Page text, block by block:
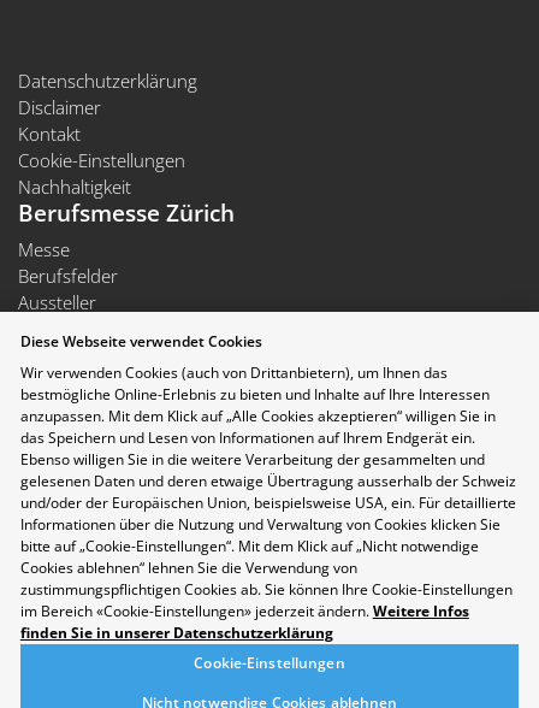
Datenschutzerklärung
Disclaimer
Kontakt
Cookie-Einstellungen
Nachhaltigkeit
Berufsmesse Zürich
Messe
Berufsfelder
Aussteller
Medienmitteilungen
Für Aussteller
Auf- und Abbauzeiten
Die Räumlichkeiten der Messe Zürich sind rollstuhlgängig.
Folgen Sie uns auf Social Media
Diese Webseite verwendet Cookies
Wir verwenden Cookies (auch von Drittanbietern), um Ihnen das
bestmögliche Online-Erlebnis zu bieten und Inhalte auf Ihre Interessen
anzupassen. Mit dem Klick auf „Alle Cookies akzeptieren“ willigen Sie in
das Speichern und Lesen von Informationen auf Ihrem Endgerät ein.
Ebenso willigen Sie in die weitere Verarbeitung der gesammelten und
gelesenen Daten und deren etwaige Übertragung ausserhalb der Schweiz
und/oder der Europäischen Union, beispielsweise USA, ein. Für detaillierte
Informationen über die Nutzung und Verwaltung von Cookies klicken Sie
bitte auf „Cookie-Einstellungen“. Mit dem Klick auf „Nicht notwendige
Cookies ablehnen“ lehnen Sie die Verwendung von
zustimmungspflichtigen Cookies ab. Sie können Ihre Cookie-Einstellungen
im Bereich «Cookie-Einstellungen» jederzeit ändern.Weitere Infos
finden Sie in unserer Datenschutzerklärung
Cookie-Einstellungen
Nicht notwendige Cookies ablehnen